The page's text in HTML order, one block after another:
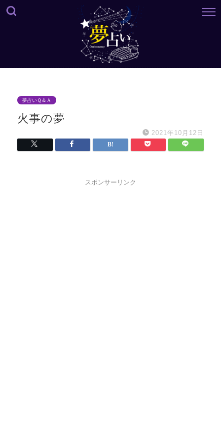
夢占いＱ＆Ａ
火事の夢
2021年10月12日
スポンサーリンク